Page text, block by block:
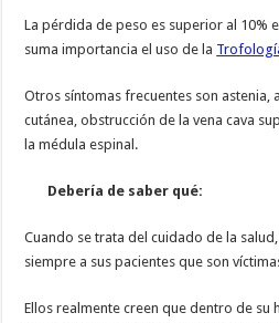
La pérdida de peso es superior al 10%
suma importancia el uso de la
Otros síntomas frecuentes son astenia,
cutánea, obstrucción de la vena cava
la médula espinal.
Debería de saber qué:
Cuando se trata del cuidado de la
siempre a sus pacientes que son
Ellos realmente creen que dentro de su